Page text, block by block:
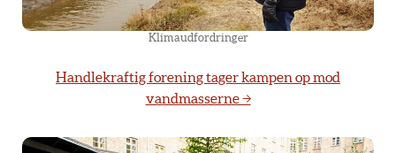
Klimaudfordringer
Handlekraftig forening tager kampen op mod
vandmasserne →